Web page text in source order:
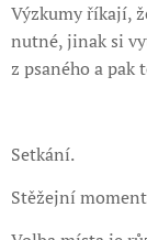
Výzkumy říkají,
nutné, jinak si
z psaného a pak
Setkání.
Stěžejní